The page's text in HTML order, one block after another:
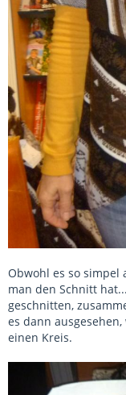
Obwohl es so simpel
man den Schnitt
geschnitten,
es dann
einen Kreis.